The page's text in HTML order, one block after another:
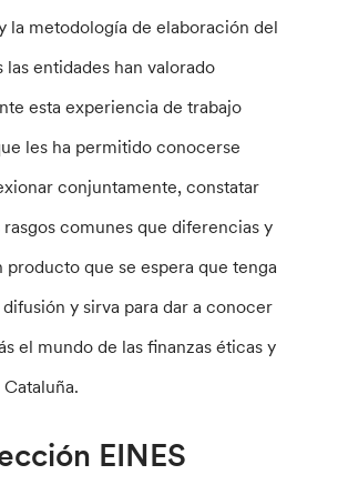
la metodología de elaboración del
las entidades han valorado
esta experiencia de trabajo
les ha permitido conocerse
conjuntamente, constatar
comunes que diferencias y
producto que se espera que tenga
y sirva para dar a conocer
el mundo de las finanzas éticas y
EINES